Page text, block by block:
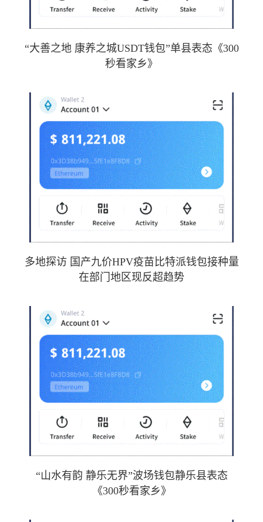
“大善之地 康养之城USDT钱包”单县表态《300
秒看家乡》
多地探访 国产九价HPV疫苗比特派钱包接种量
在部门地区现反超趋势
“山水有韵 静乐无界”波场钱包静乐县表态
《300秒看家乡》